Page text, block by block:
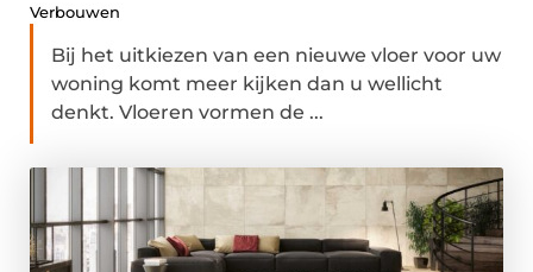
Verbouwen
Bij het uitkiezen van een nieuwe vloer voor uw
woning komt meer kijken dan u wellicht
denkt. Vloeren vormen de ...